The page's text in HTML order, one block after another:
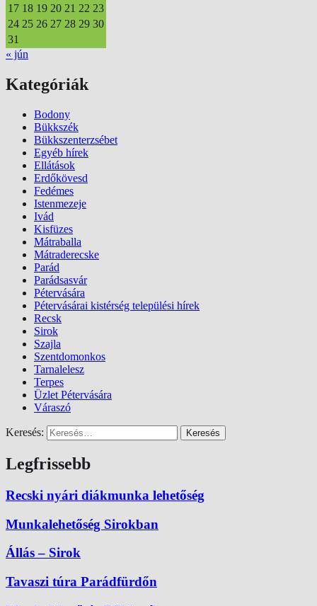
17 18 19 20 21 22 23
24 25 26 27 28 29 30
31
« jún
Kategóriák
Bodony
Bükkszék
Bükkszenterzsébet
Egyéb hírek
Ellátások
Erdőkövesd
Fedémes
Istenmezeje
Ivád
Kisfüzes
Mátraballa
Mátraderecske
Parád
Parádsasvár
Pétervására
Pétervásárai kistérség települési hírek
Recsk
Sirok
Szajla
Szentdomonkos
Tarnalelesz
Terpes
Üzlet Pétervására
Váraszó
Keresés:
Legfrissebb
Recski nyári diákmunka lehetőség
Munkalehetőség Sirokban
Állás – Sirok
Tavaszi túra Parádfürdőn